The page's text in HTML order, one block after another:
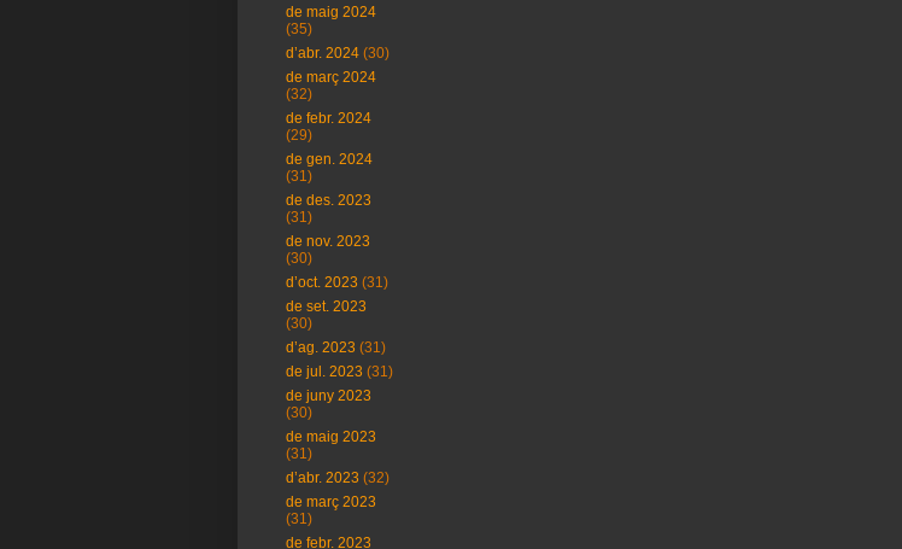
de maig 2024
(35)
d’abr. 2024 (30)
de març 2024
(32)
de febr. 2024
(29)
de gen. 2024
(31)
de des. 2023
(31)
de nov. 2023
(30)
d’oct. 2023 (31)
de set. 2023
(30)
d’ag. 2023 (31)
de jul. 2023 (31)
de juny 2023
(30)
de maig 2023
(31)
d’abr. 2023 (32)
de març 2023
(31)
de febr. 2023